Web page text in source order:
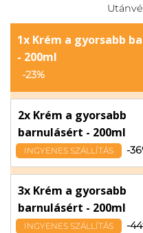
1x Krém a gyorsabb
- 200ml
-23%
2x Krém a gyorsabb
barnulásért - 200ml
INGYENES SZÁLLÍTÁS -
3x Krém a gyorsabb
barnulásért - 200ml
INGYENES SZÁLLÍTÁS -